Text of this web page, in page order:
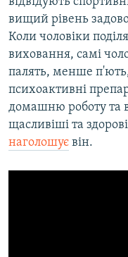
вищий рівень
Коли чоловіки
виховання, самі
палять, менше
психоактивні
домашню роботу та
щасливіші та
наголошує він.